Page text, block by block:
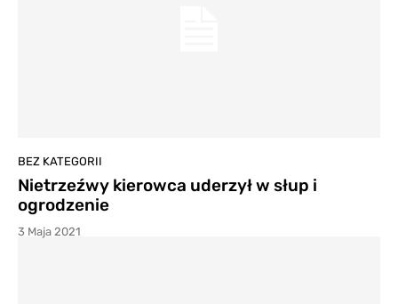
BEZ KATEGORII
Nietrzeźwy kierowca uderzył w słup i
ogrodzenie
3 Maja 2021